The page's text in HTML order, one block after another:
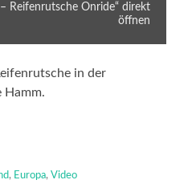
Reifenrutsche Onride“ direkt
öffnen
in der
Hamm.
, Europa,Video